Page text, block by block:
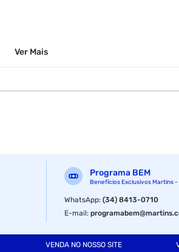
Ver Mais
Programa BEM
Benefícios Exclusivos Martins
WhatsApp:(34) 8413-0710
E-mail:
VENDA NO NOSSO SITE